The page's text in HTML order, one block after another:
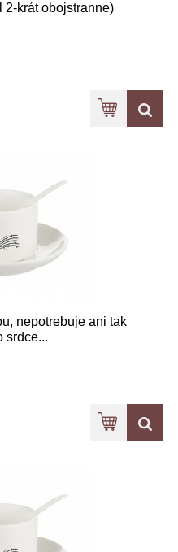
2-krát obojstranne)
nepotrebuje ani tak
srdce...